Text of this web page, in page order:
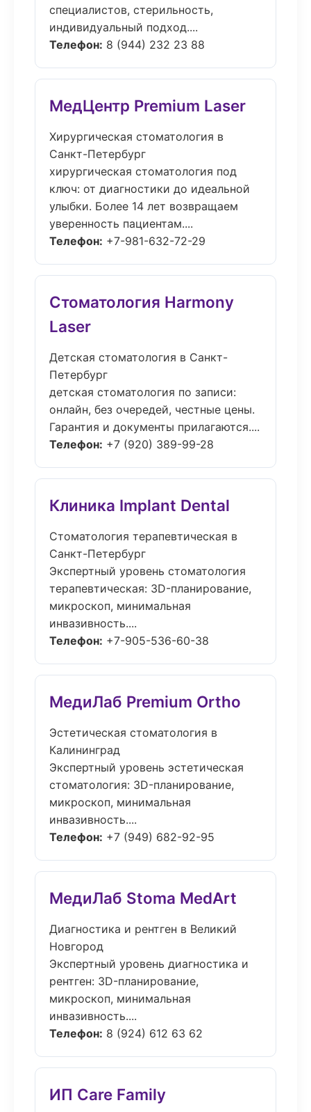
специалистов, стерильность,
индивидуальный подход....
Телефон: 8 (944) 232 23 88
МедЦентр Premium Laser
Хирургическая стоматология в
Санкт-Петербург
хирургическая стоматология под
ключ: от диагностики до идеальной
улыбки. Более 14 лет возвращаем
уверенность пациентам....
Телефон: +7-981-632-72-29
Стоматология Harmony
Laser
Детская стоматология в Санкт-
Петербург
детская стоматология по записи:
онлайн, без очередей, честные цены.
Гарантия и документы прилагаются....
Телефон: +7 (920) 389-99-28
Клиника Implant Dental
Стоматология терапевтическая в
Санкт-Петербург
Экспертный уровень стоматология
терапевтическая: 3D-планирование,
микроскоп, минимальная
инвазивность....
Телефон: +7-905-536-60-38
МедиЛаб Premium Ortho
Эстетическая стоматология в
Калининград
Экспертный уровень эстетическая
стоматология: 3D-планирование,
микроскоп, минимальная
инвазивность....
Телефон: +7 (949) 682-92-95
МедиЛаб Stoma MedArt
Диагностика и рентген в Великий
Новгород
Экспертный уровень диагностика и
рентген: 3D-планирование,
микроскоп, минимальная
инвазивность....
Телефон: 8 (924) 612 63 62
ИП Care Family